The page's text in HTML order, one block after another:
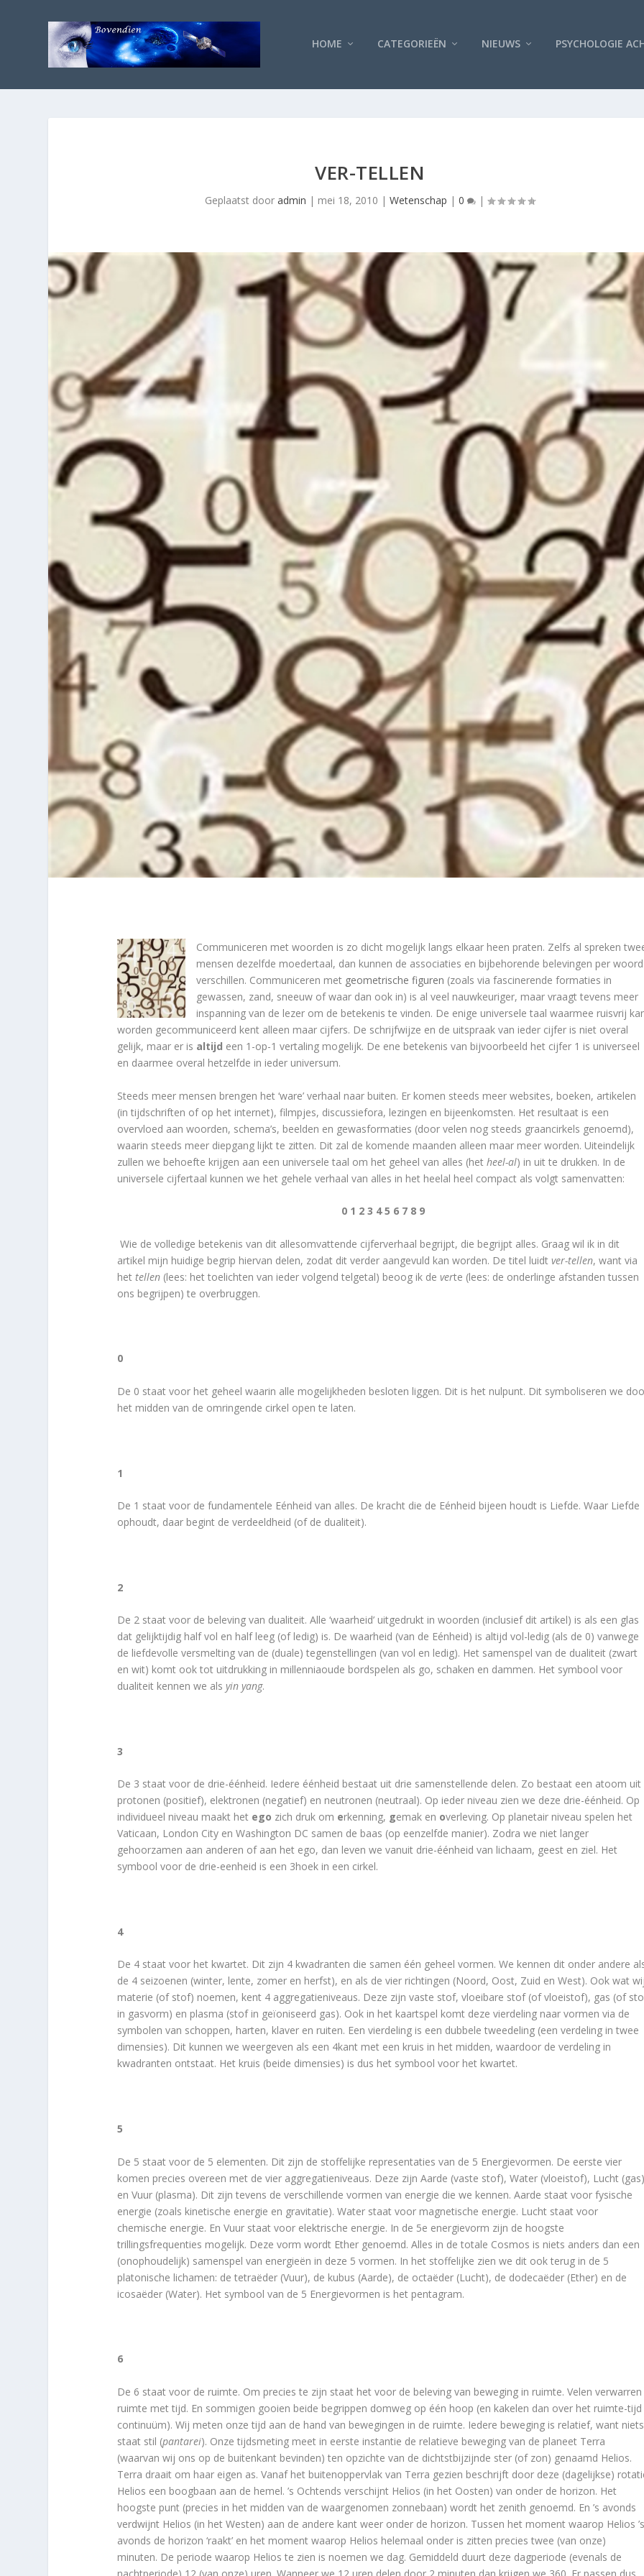
HOME CATEGORIEËN NIEUWS PSYCHOLOGIE
VER-TELLEN
Geplaatst dooradmin | mei 18, 2010 |Wetenschap |0 |
Communiceren met woorden is zo dicht mogelijk langs elkaar heen praten. Zelfs al spreken
mensen dezelfde moedertaal, dan kunnen de associaties en bijbehorende belevingen per woord
verschillen. Communiceren met geometrische figuren (zoals via fascinerende formaties in
gewassen, zand, sneeuw of waar dan ook in) is al veel nauwkeuriger, maar vraagt tevens meer
inspanning van de lezer om de betekenis te vinden. De enige universele taal waarmee ruisvrij
worden gecommuniceerd kent alleen maar cijfers. De schrijfwijze en de uitspraak van ieder cijfer is niet overal
gelijk, maar er is altijd een 1-op-1 vertaling mogelijk. De ene betekenis van bijvoorbeeld het cijfer 1 is universeel
en daarmee overal hetzelfde in ieder universum.
Steeds meer mensen brengen het ‘ware’ verhaal naar buiten. Er komen steeds meer websites, boeken, artikelen
(in tijdschriften of op het internet), filmpjes, discussiefora, lezingen en bijeenkomsten. Het resultaat is een
overvloed aan woorden, schema’s, beelden en gewasformaties (door velen nog steeds graancirkels genoemd),
waarin steeds meer diepgang lijkt te zitten. Dit zal de komende maanden alleen maar meer worden. Uiteindelijk
zullen we behoefte krijgen aan een universele taal om het geheel van alles (hetheel-al) in uit te drukken. In de
universele cijfertaal kunnen we het gehele verhaal van alles in het heelal heel compact als volgt samenvatten:
0 1 2 3 4 5 6 7 8 9
Wie de volledige betekenis van dit allesomvattende cijferverhaal begrijpt, die begrijpt alles. Graag wil ik in dit
artikel mijn huidige begrip hiervan delen, zodat dit verder aangevuld kan worden. De titel luidtver-tellen, want via
hettellen (lees: het toelichten van ieder volgend telgetal) beoog ik deverte (lees: de onderlinge afstanden tussen
ons begrijpen) te overbruggen.
0
De 0 staat voor het geheel waarin alle mogelijkheden besloten liggen. Dit is het nulpunt. Dit symboliseren we
het midden van de omringende cirkel open te laten.
1
De 1 staat voor de fundamentele Eénheid van alles. De kracht die de Eénheid bijeen houdt is Liefde. Waar Liefde
ophoudt, daar begint de verdeeldheid (of de dualiteit).
2
De 2 staat voor de beleving van dualiteit. Alle ‘waarheid’ uitgedrukt in woorden (inclusief dit artikel) is als een glas
dat gelijktijdig half vol en half leeg (of ledig) is. De waarheid (van de Eénheid) is altijd vol-ledig (als de 0) vanwege
de liefdevolle versmelting van de (duale) tegenstellingen (van vol en ledig). Het samenspel van de dualiteit (zwart
en wit) komt ook tot uitdrukking in millenniaoude bordspelen als go, schaken en dammen. Het symbool voor
dualiteit kennen we alsyin yang.
3
De 3 staat voor de drie-éénheid. Iedere éénheid bestaat uit drie samenstellende delen. Zo bestaat een atoom uit
protonen (positief), elektronen (negatief) en neutronen (neutraal). Op ieder niveau zien we deze drie-éénheid. Op
individueel niveau maakt het ego zich druk om erkenning, gemak en overleving. Op planetair niveau spelen het
Vaticaan, London City en Washington DC samen de baas (op eenzelfde manier). Zodra we niet langer
gehoorzamen aan anderen of aan het ego, dan leven we vanuit drie-éénheid van lichaam, geest en ziel. Het
symbool voor de drie-eenheid is een 3hoek in een cirkel.
4
De 4 staat voor het kwartet. Dit zijn 4 kwadranten die samen één geheel vormen. We kennen dit onder andere
de 4 seizoenen (winter, lente, zomer en herfst), en als de vier richtingen (Noord, Oost, Zuid en West). Ook wat
materie (of stof) noemen, kent 4 aggregatieniveaus. Deze zijn vaste stof, vloeibare stof (of vloeistof), gas (of
in gasvorm) en plasma (stof in geïoniseerd gas). Ook in het kaartspel komt deze vierdeling naar vormen via de
symbolen van schoppen, harten, klaver en ruiten. Een vierdeling is een dubbele tweedeling (een verdeling in twee
dimensies). Dit kunnen we weergeven als een 4kant met een kruis in het midden, waardoor de verdeling in
kwadranten ontstaat. Het kruis (beide dimensies) is dus het symbool voor het kwartet.
5
De 5 staat voor de 5 elementen. Dit zijn de stoffelijke representaties van de 5 Energievormen. De eerste vier
komen precies overeen met de vier aggregatieniveaus. Deze zijn Aarde (vaste stof), Water (vloeistof), Lucht
en Vuur (plasma). Dit zijn tevens de verschillende vormen van energie die we kennen. Aarde staat voor fysische
energie (zoals kinetische energie en gravitatie). Water staat voor magnetische energie. Lucht staat voor
chemische energie. En Vuur staat voor elektrische energie. In de 5e energievorm zijn de hoogste
trillingsfrequenties mogelijk. Deze vorm wordt Ether genoemd. Alles in de totale Cosmos is niets anders dan een
(onophoudelijk) samenspel van energieën in deze 5 vormen. In het stoffelijke zien we dit ook terug in de 5
platonische lichamen: de tetraëder (Vuur), de kubus (Aarde), de octaëder (Lucht), de dodecaëder (Ether) en de
icosaëder (Water). Het symbool van de 5 Energievormen is het pentagram.
6
De 6 staat voor de ruimte. Om precies te zijn staat het voor de beleving van beweging in ruimte. Velen verwarren
ruimte met tijd. En sommigen gooien beide begrippen domweg op één hoop (en kakelen dan over het ruimte-tijd
continuüm). Wij meten onze tijd aan de hand van bewegingen in de ruimte. Iedere beweging is relatief, want niets
staat stil (pantarei). Onze tijdsmeting meet in eerste instantie de relatieve beweging van de planeet Terra
(waarvan wij ons op de buitenkant bevinden) ten opzichte van de dichtstbijzijnde ster (of zon) genaamd Helios.
Terra draait om haar eigen as. Vanaf het buitenoppervlak van Terra gezien beschrijft door deze (dagelijkse)
Helios een boogbaan aan de hemel. ’s Ochtends verschijnt Helios (in het Oosten) van onder de horizon. Het
hoogste punt (precies in het midden van de waargenomen zonnebaan) wordt het zenith genoemd. En ’s avonds
verdwijnt Helios (in het Westen) aan de andere kant weer onder de horizon. Tussen het moment waarop Helios
avonds de horizon ‘raakt’ en het moment waarop Helios helemaal onder is zitten precies twee (van onze)
minuten. De periode waarop Helios te zien is noemen we dag. Gemiddeld duurt deze dagperiode (evenals de